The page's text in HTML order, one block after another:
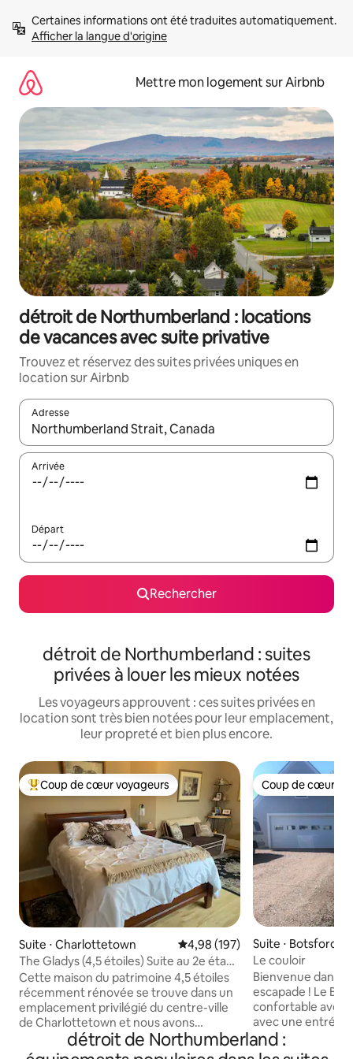
directement
Afficher la langue d'origine
Mettre mon logement sur Airbnb
détroit de Northumberland : locations
de vacances avec suite privative
Trouvez et réservez des suites privées uniques en
location sur Airbnb
Adresse
Lorsque les résultats s'affichent, utilisez les flèches vers le
Arrivée
Départ
Rechercher
détroit de Northumberland : suites
privées à louer les mieux notées
Les voyageurs approuvent : ces suites privées en
location sont très bien notées pour leur emplacement,
leur propreté et bien plus encore.
Coups de cœur voyageurs les plus appréciés
Coup de cœur voyageurs
Suite ⋅ Charlottetown Évaluation moyenne sur la
4,98 (197)
The Gladys (4,5 étoiles) Suite au 2e étage
(1 unité sur 3)
Cette maison du patrimoine 4,5 étoiles
récemment rénovée se trouve dans un
emplacement privilégié du centre-ville
de Charlottetown et nous avons
3 logements locatifs sur la propriété, un
à chaque étage. Nous sommes à
Coup de cœur
Coup de cœur
Suite ⋅ Botsford
Le couloir
Bienvenue dans
escapade ! Le
confortable avec
avec une entrée
salle de bain 3
un coin repas, un
détroit de Northumberland :